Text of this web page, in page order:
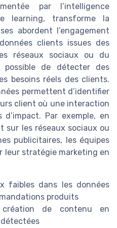
par l’intelligence
learning, transforme la
abordent l’engagement
clients issues des
réseaux sociaux ou du
de détecter des
besoins réels des clients.
permettent d’identifier
client où une interaction
Par exemple, en
sur les réseaux sociaux ou
publicitaires, les équipes
leur stratégie marketing en
faibles dans les données
produits
de contenu en